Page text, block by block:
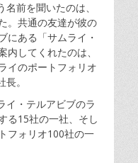
前を聞いたのは、
。共通の友達が彼の
にある「サムライ・
してくれたのは、
イのポートフォリオ
。
イ・テルアビブのラ
る15社の一社、そし
フォリオ100社の一